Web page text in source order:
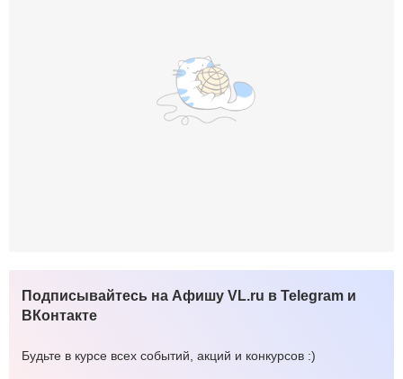
Подписывайтесь на Афишу VL.ru в Telegram и
ВКонтакте
Будьте в курсе всех событий, акций и конкурсов :)